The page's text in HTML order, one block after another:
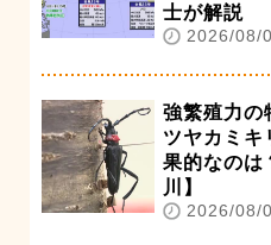
士が解説
2026/08/
強繁殖力の
ツヤカミキ
果的なのは
川】
2026/08/